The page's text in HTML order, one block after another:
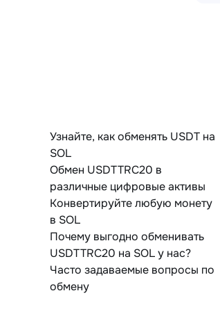
Узнайте, как обменять USDT на
SOL
Обмен USDTTRC20 в
различные цифровые активы
Конвертируйте любую монету
в SOL
Почему выгодно обменивать
USDTTRC20 на SOL у нас?
Часто задаваемые вопросы по
обмену